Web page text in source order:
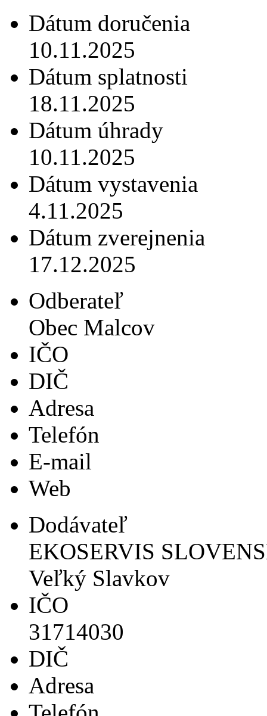
Dátum doručenia
10.11.2025
Dátum splatnosti
18.11.2025
Dátum úhrady
10.11.2025
Dátum vystavenia
4.11.2025
Dátum zverejnenia
17.12.2025
Odberateľ
Obec Malcov
IČO
DIČ
Adresa
Telefón
E-mail
Web
Dodávateľ
EKOSERVIS
Veľký Slavkov
IČO
31714030
DIČ
Adresa